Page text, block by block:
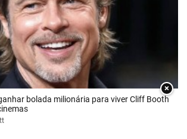
×
bolada milionária para viver Cliff Booth